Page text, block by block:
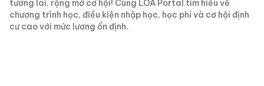
tương lai, rộng mở cơ hội! Cùng LOA Portal tìm hiểu về
chương trình học, điều kiện nhập học, học phí và cơ hội định
cư cao với mức lương ổn định.